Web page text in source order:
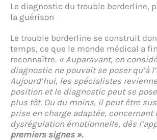
Le diagnostic du trouble borderline,
la guérison
Le trouble borderline se construit
temps, ce que le monde médical a
reconnaître. « Auparavant, on
diagnostic ne pouvait se poser qu’à
Aujourd’hui, les spécialistes
position et le diagnostic peut se
plus tôt. Ou du moins, il peut être
prise en charge adaptée,
dysrégulation émotionnelle, dès
premiers signes ».